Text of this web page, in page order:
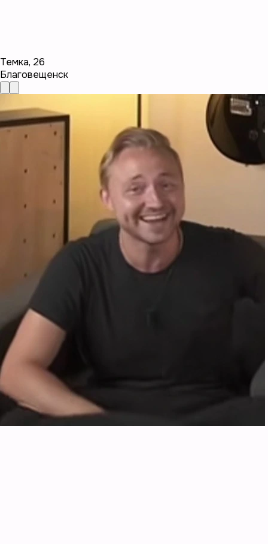
Темка, 26
Благовещенск